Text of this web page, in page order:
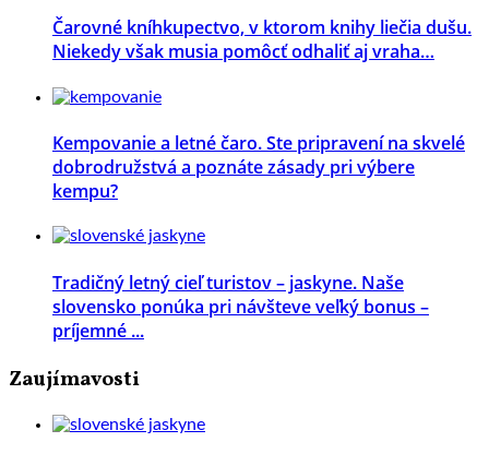
Čarovné kníhkupectvo, v ktorom knihy liečia dušu.
Niekedy však musia pomôcť odhaliť aj vraha…
Kempovanie a letné čaro. Ste pripravení na skvelé
dobrodružstvá a poznáte zásady pri výbere
kempu?
Tradičný letný cieľ turistov – jaskyne. Naše
slovensko ponúka pri návšteve veľký bonus –
príjemné ...
Zaujímavosti